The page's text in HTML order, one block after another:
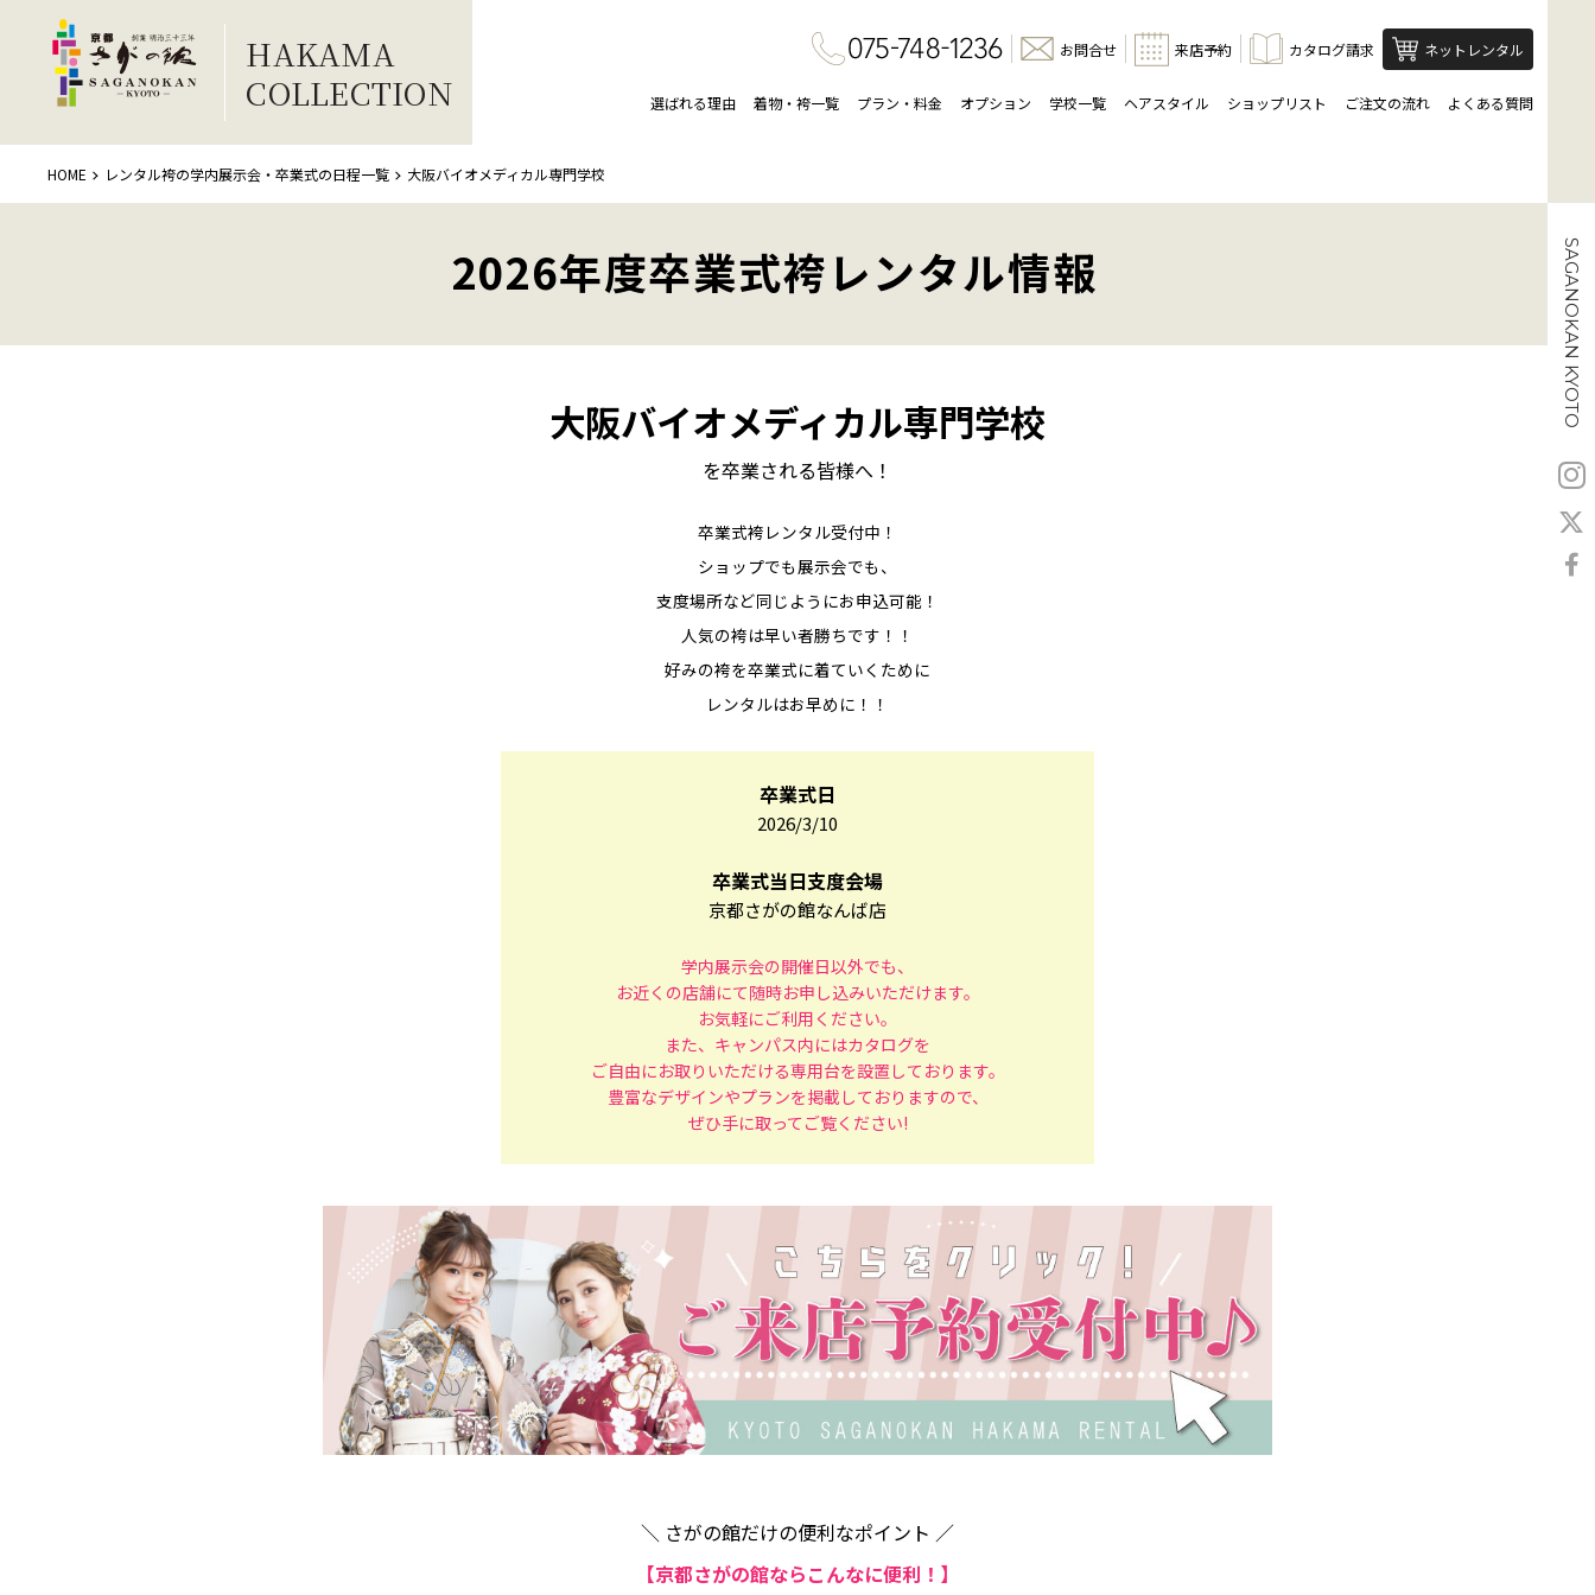
HAKAMA
COLLECTION
お問合せ 来店予約 カタログ請求 ネットレンタル
選ばれる理由 着物・袴一覧 プラン・料金 オプション 学校一覧 ヘアスタイル ショップリスト ご注文の流れ よくある質問
HOME レンタル袴の学内展示会・卒業式の日程一覧 大阪バイオメディカル専門学校
2026年度卒業式袴レンタル情報
大阪バイオメディカル専門学校
を卒業される皆様へ！
卒業式袴レンタル受付中！
ショップでも展示会でも、
支度場所など同じようにお申込可能！
人気の袴は早い者勝ちです！！
好みの袴を卒業式に着ていくために
レンタルはお早めに！！
卒業式日
2026/3/10
卒業式当日支度会場
京都さがの館なんば店
学内展示会の開催日以外でも、
お近くの店舗にて随時お申し込みいただけます。
お気軽にご利用ください。
また、キャンパス内にはカタログを
ご自由にお取りいただける専用台を設置しております。
豊富なデザインやプランを掲載しておりますので、
ぜひ手に取ってご覧ください!
＼ さがの館だけの便利なポイント ／
【京都さがの館ならこんなに便利！】
SAGANOKAN KYOTO